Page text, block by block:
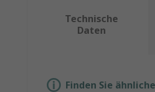
Technische
Daten
Finden Sie